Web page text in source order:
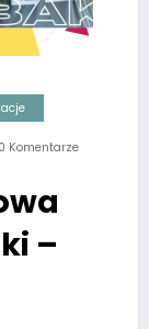
0 Komentarze
–